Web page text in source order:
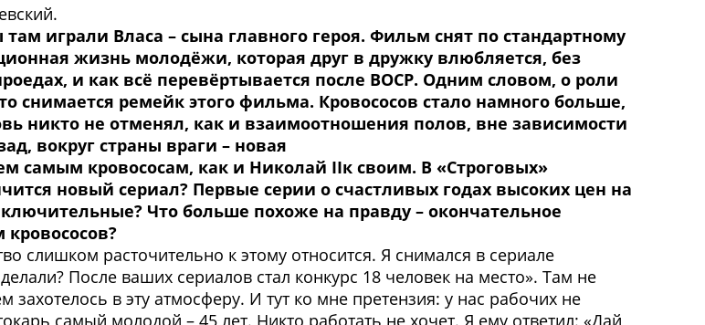
играли Власа – сына главного героя. Фильм снят по стандартному
жизнь молодёжи, которая друг в дружку влюбляется, без
и как всё перевёртывается после ВОСР. Одним словом, о роли
снимается ремейк этого фильма. Кровососов стало намного больше,
никто не отменял, как и взаимоотношения полов, вне зависимости
вокруг страны враги – новая
самым кровососам, как и Николай IIк своим. В «Строговых»
новый сериал? Первые серии о счастливых годах высоких цен на
Что больше похоже на правду – окончательное
слишком расточительно к этому относится. Я снимался в сериале
После ваших сериалов стал конкурс 18 человек на место». Там не
в эту атмосферу. И тут ко мне претензия: у нас рабочих не
самый молодой – 45 лет. Никто работать не хочет. Я ему ответил: «Дай